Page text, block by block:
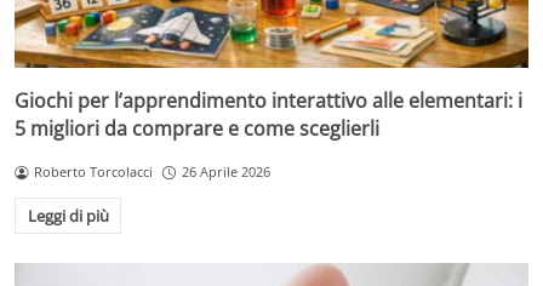
Giochi per l’apprendimento interattivo alle elementari: i
5 migliori da comprare e come sceglierli
Roberto Torcolacci 26 Aprile 2026
Leggi di più